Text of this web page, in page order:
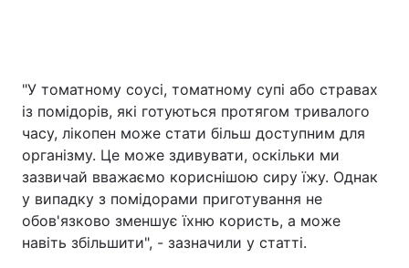
"У томатному соусі, томатному супі або стравах
із помідорів, які готуються протягом тривалого
часу, лікопен може стати більш доступним для
організму. Це може здивувати, оскільки ми
зазвичай вважаємо кориснішою сиру їжу. ​​Однак
у випадку з помідорами приготування не
обов'язково зменшує їхню користь, а може
навіть збільшити", - зазначили у статті.